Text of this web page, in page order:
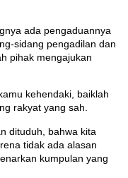
ada pengaduannya
sidang pengadilan dan
pihak mengajukan
kehendaki, baiklah
rakyat yang sah.
dituduh, bahwa kita
tidak ada alasan
kumpulan yang